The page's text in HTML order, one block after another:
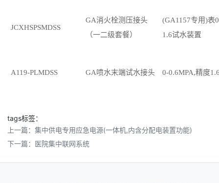
JCXHSPSMDSS
GA消火栓测压接头
（一二级套餐）
(GA1157专用)表
1.6试水装置
A119-PLMDSS GA喷水末端试水接头 0-0.6MPA,精度
tags标签：
上一篇： 集中供电专用应急电源(一体机,内含分配电装置功能)
下一篇： 医院集中联网系统